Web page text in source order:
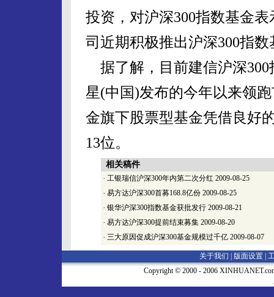
投资，对沪深300指数基金
司近期积极推出沪深300指数
据了解，目前建信沪深300
星(中国)发布的今年以来领
金旗下股票型基金凭借良好
13位。
相关稿件
· 工银瑞信沪深300年内第二次分红 2009-08-25
· 易方达沪深300首募168.8亿份 2009-08-25
· 银华沪深300指数基金获批发行 2009-08-21
· 易方达沪深300提前结束募集 2009-08-20
· 三大原因促成沪深300基金规模过千亿 2009-08-07
关于我们 | 版面设置
Copyright © 2000 - 2006